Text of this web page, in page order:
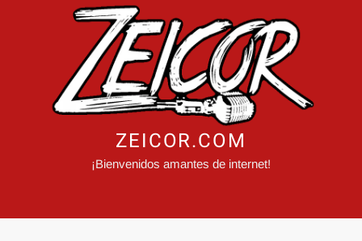
ZEICOR.COM
¡Bienvenidos amantes de internet!